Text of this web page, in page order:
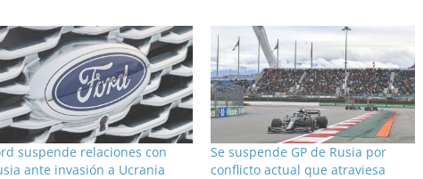
suspende relaciones con
ante invasión a Ucrania
Se suspende GP de Rusia por
conflicto actual que atraviesa